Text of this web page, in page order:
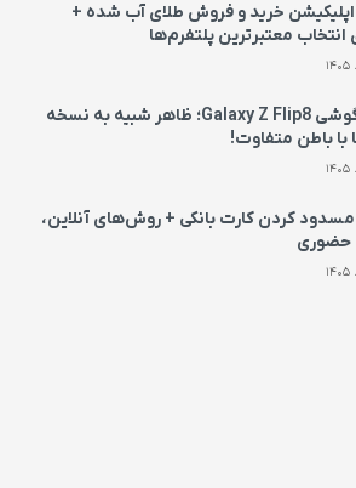
اپلیکیشن خرید و فروش طلای آب شده +
انتخاب معتبرترین پلتفرم‌ها
بررسی گوشی Galaxy Z Flip8؛ ظاهر شبیه به نسخه
با باطن متفاوت!
کردن کارت بانکی + روش‌های آنلاین،
حضوری